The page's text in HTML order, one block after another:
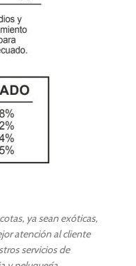
ya sean exóticas,
atención al cliente
servicios de